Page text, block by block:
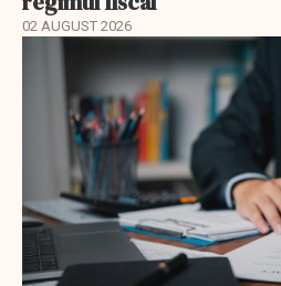
02 AUGUST 2026